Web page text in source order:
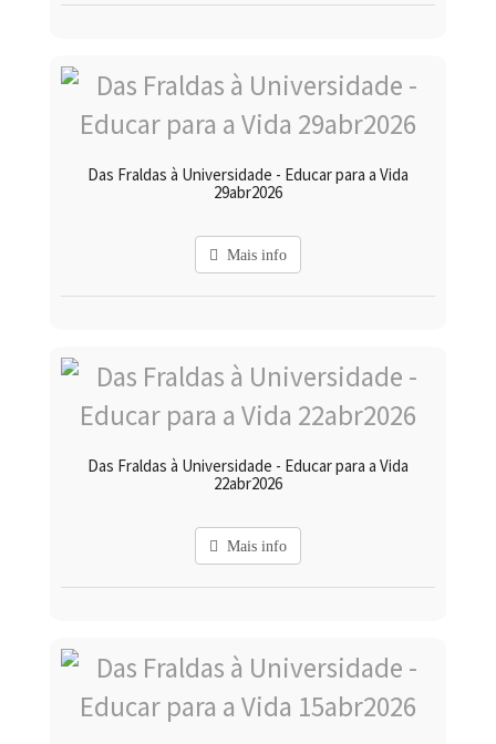
Das Fraldas à Universidade - Educar para a Vida
29abr2026
Mais info
Das Fraldas à Universidade - Educar para a Vida
22abr2026
Mais info